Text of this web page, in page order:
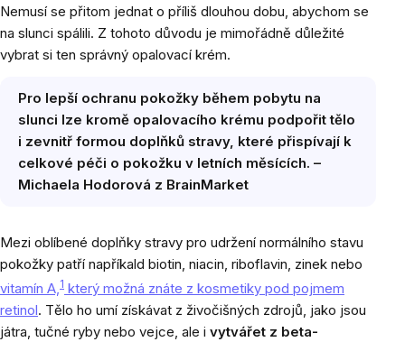
Nemusí se přitom jednat o příliš dlouhou dobu, abychom se
na slunci spálili. Z tohoto důvodu je mimořádně důležité
vybrat si ten správný opalovací krém.
Pro lepší ochranu pokožky během pobytu na
slunci lze kromě opalovacího krému podpořit tělo
i zevnitř formou doplňků stravy, které přispívají k
celkové péči o pokožku v letních měsících. –
Michaela Hodorová z BrainMarket
Mezi oblíbené doplňky stravy pro udržení normálního stavu
pokožky patří napříkald biotin, niacin, riboflavin, zinek nebo
vitamín A,1 který možná znáte z kosmetiky pod pojmem
retinol. Tělo ho umí získávat z živočišných zdrojů, jako jsou
játra, tučné ryby nebo vejce, ale i vytvářet z beta-